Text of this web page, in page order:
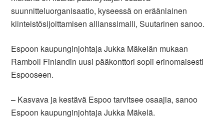
suunnitteluorganisaatio, kyseessä on eräänlainen
kiinteistösijoittamisen allianssimalli, Suutarinen sanoo.
Espoon kaupunginjohtaja Jukka Mäkelän mukaan
Ramboll Finlandin uusi pääkonttori sopii erinomaisesti
Espooseen.
– Kasvava ja kestävä Espoo tarvitsee osaajia, sanoo
Espoon kaupunginjohtaja Jukka Mäkelä.